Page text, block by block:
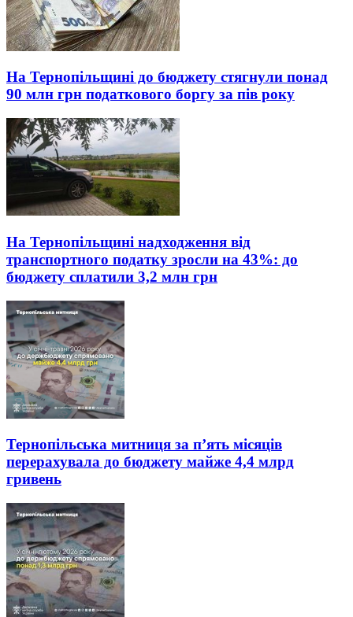
На Тернопільщині до бюджету стягнули понад
90 млн грн податкового боргу за пів року
На Тернопільщині надходження від
транспортного податку зросли на 43%: до
бюджету сплатили 3,2 млн грн
Тернопільська митниця за п’ять місяців
перерахувала до бюджету майже 4,4 млрд
гривень